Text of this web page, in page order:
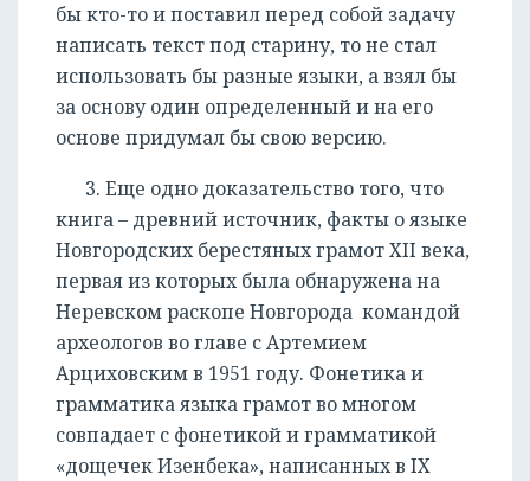
бы кто-то и поставил перед собой задачу
написать текст под старину, то не стал
использовать бы разные языки, а взял бы
за основу один определенный и на его
основе придумал бы свою версию.
3. Еще одно доказательство того, что
книга – древний источник, факты о языке
Новгородских берестяных грамот XII века,
первая из которых была обнаружена на
Неревском раскопе Новгорода командой
археологов во главе с Артемием
Арциховским в 1951 году. Фонетика и
грамматика языка грамот во многом
совпадает с фонетикой и грамматикой
«дощечек Изенбека», написанных в IX